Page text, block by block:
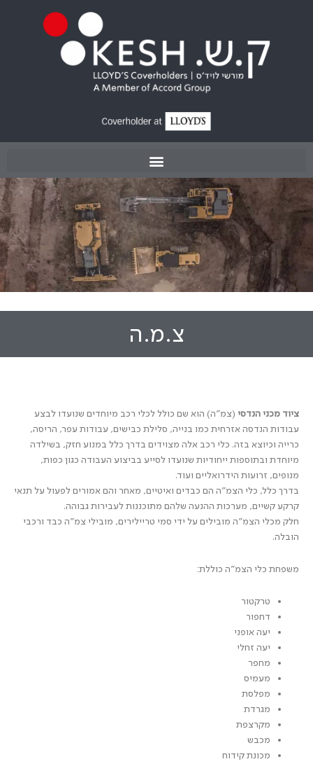
צ.מ.ה
ציוד מכני הנדסי (צמ"ה) הוא שם כולל לכלי רכב מיוחדים שנועדו לבצע
עבודות הנדסה אזרחית כמו בנייה, סלילת כבישים, עבודות עפר, הריסה,
כרייה וכיוצא בזה. כלי רכב אלה מצוידים בדרך כלל במנוע חזק, בשילדה
מיוחדת ובתוספות ייחודיות שנועדו לסייע בביצוע העבודה כגון כפות,
מנופים, זרועות הידרואליים ועוד.
בדרך כלל, כלי הצמ"ה הם כבדים ואיטיים, מאחר והם אמורים לפעול על תנאי
קרקע קשיים, מערכות ההנעה שלהם מתוכננות לעבירות גבוהה.
חלק מכלי הצמ"ה מובילים על ידי סמי טריילירים, מובילי צמ"ה כבד ורכבי
הובלה.
משפחת כלי הצמ"ה כוללת:
טרקטור
דחפור
יעה אופני
יעה זחלי
מחפר
מעמיס
מפלסת
מגרדת
מקרצפת
מכבש
מכונת קידוח